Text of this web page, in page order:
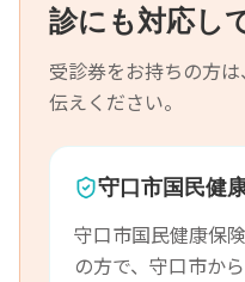
診にも対応し
受診券をお持ちの方
伝えください。
守口市国民健
守口市国民健康保
の方で、守口市か